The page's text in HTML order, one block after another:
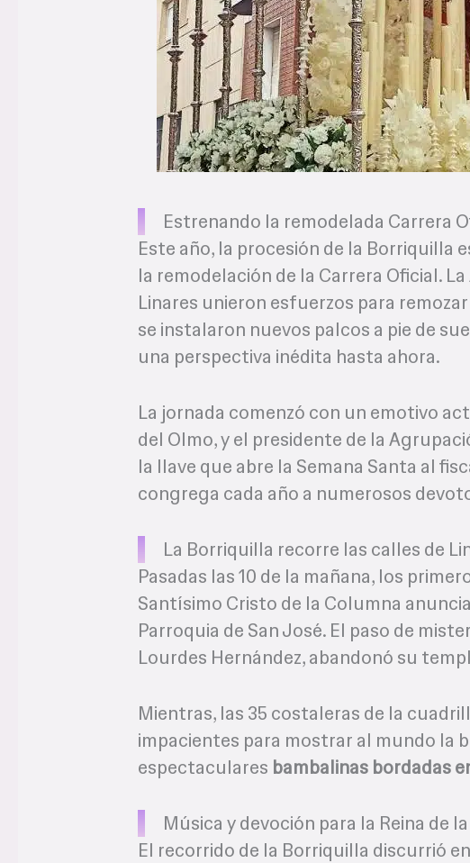
Estrenando la remodelada Carrera
Este año, la procesión de la Borriquilla
la remodelación de la Carrera Oficial.
Linares unieron esfuerzos para
se instalaron nuevos palcos a pie de
una perspectiva inédita hasta ahora.
La jornada comenzó con un emotivo
del Olmo, y el presidente de la
la llave que abre la Semana Santa al
congrega cada año a numerosos
La Borriquilla recorre las calles de
Pasadas las 10 de la mañana, los
Santísimo Cristo de la Columna
Parroquia de San José. El paso de
Lourdes Hernández, abandonó su
Mientras, las 35 costaleras de la
impacientes para mostrar al mundo la
espectaculares bambalinas bordadas
Música y devoción para la Reina de
El recorrido de la Borriquilla discurrió